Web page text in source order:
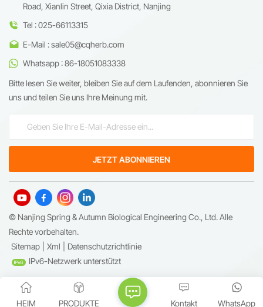
Road, Xianlin Street, Qixia District, Nanjing
Tel : 025-66113315
E-Mail : sale05@cqherb.com
Whatsapp : 86-18051083338
Bitte lesen Sie weiter, bleiben Sie auf dem Laufenden, abonnieren Sie
uns und teilen Sie uns Ihre Meinung mit.
© Nanjing Spring & Autumn Biological Engineering Co., Ltd. Alle
Rechte vorbehalten.
Sitemap
Xml
Datenschutzrichtlinie
IPv6-Netzwerk unterstützt
HEIM PRODUKTE WhatsApp
Kontakt